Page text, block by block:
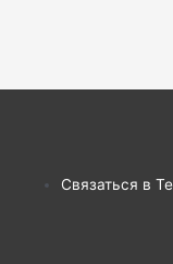
Связаться в